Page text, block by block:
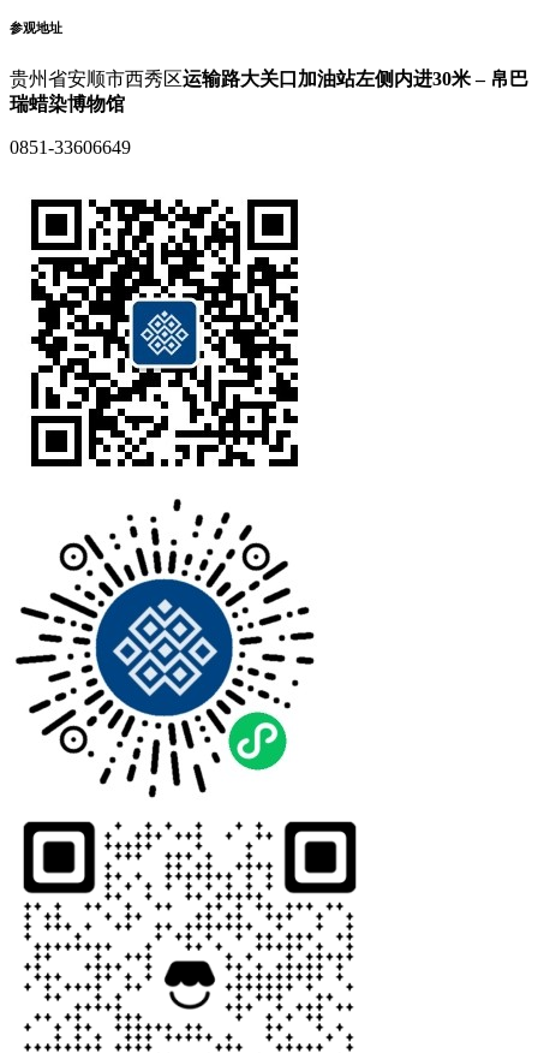
参观地址
贵州省安顺市西秀区运输路大关口加油站左侧内进30米 – 帛巴
瑞蜡染博物馆
0851-33606649